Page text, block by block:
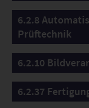
6.2.8
Prüftechnik
6.2.10
6.2.37